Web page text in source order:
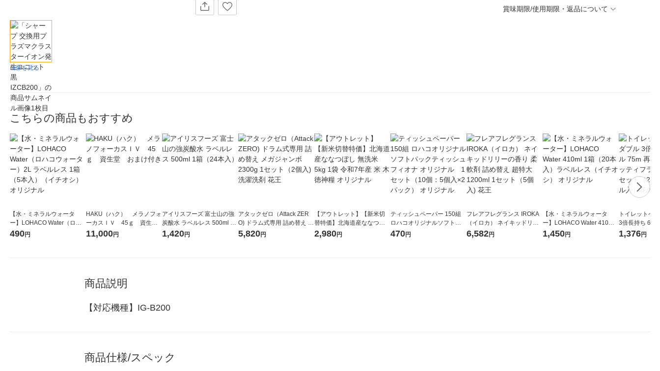
画像を見る
賞味期限/使用期限・返品について
こちらの商品もおすすめ
【水・ミネラルウォータ
ー】LOHACO Water（ロハ
コウォーター）2L ラベルレ
490円
HAKU（ハク） メラノフォ
ーカスＩＶ 45ｇ 資生
堂 おまけ付き
11,000円
アイリスフーズ 富士山の強
炭酸水 ラベルレス 500ml 1
箱（24本入）
1,420円
アタックゼロ（Attack ZER
O) ドラム式専用 詰め替え メ
ガジャンボ 2300g 1セット
5,820円
【アウトレット】【新米切
替特価】北海道産ななつぼ
し 無洗米 5kg 1袋 令和7年産
2,980円
ティッシュペーパー 150組
ロハコオリジナルソフトパ
ックティッシュ フィオナ オ
470円
フレアフレグランス IROKA
（イロカ） ネイキッドリリ
ーの香り 柔軟剤 詰め替え 超
6,582円
【水・ミネラルウォータ
ー】LOHACO Water 410ml
1箱（20本入）ラベルレス
1,450円
トイレットペ
3倍長持ち 6ロール
紙配合 スコッ
1,376円
商品説明
【対応機種】IG-B200
商品仕様/スペック